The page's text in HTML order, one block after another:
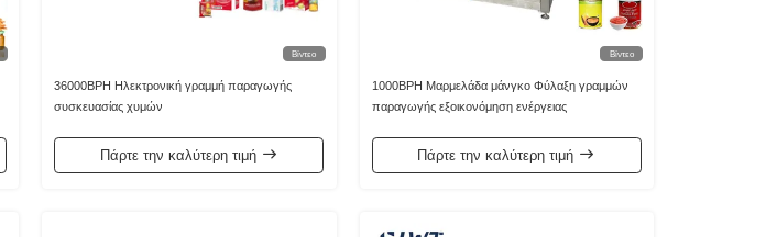
Βίντεο
36000BPH Ηλεκτρονική γραμμή παραγωγής
συσκευασίας χυμών
Πάρτε την καλύτερη τιμή
Βίντεο
1000BPH Μαρμελάδα μάνγκο Φύλαξη γραμμών
παραγωγής εξοικονόμηση ενέργειας
Πάρτε την καλύτερη τιμή